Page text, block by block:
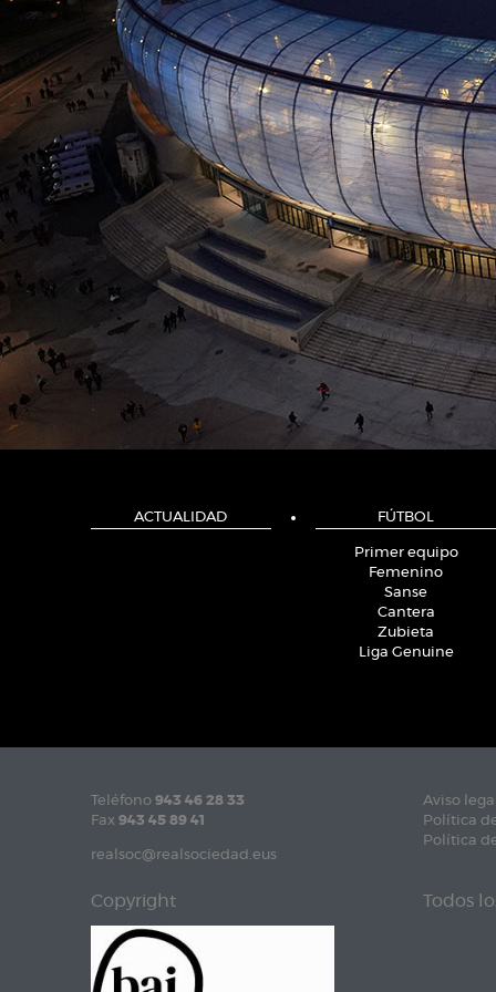
ACTUALIDAD FÚTBOL
Primer equipo
Femenino
Sanse
Cantera
Zubieta
Liga Genuine
Teléfono 943 46 28 33
Fax 943 45 89 41
realsoc@realsociedad.eus
Aviso
Política
Política
Copyright Todos